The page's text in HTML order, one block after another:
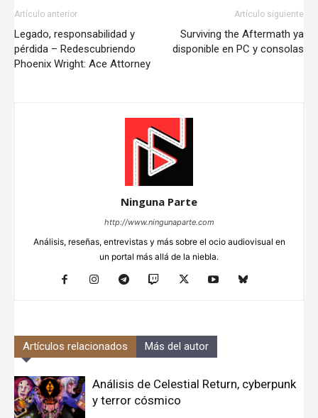
Artículo anterior
Legado, responsabilidad y
pérdida – Redescubriendo
Phoenix Wright: Ace Attorney
Artículo siguiente
Surviving the Aftermath ya
disponible en PC y consolas
Ninguna Parte
http://www.ningunaparte.com
Análisis, reseñas, entrevistas y más sobre el ocio audiovisual en
un portal más allá de la niebla.
Artículos relacionados Más del autor
Análisis de Celestial Return, cyberpunk
y terror cósmico